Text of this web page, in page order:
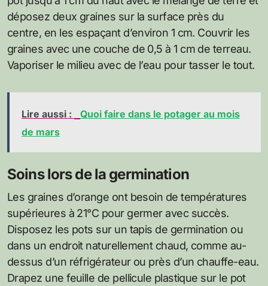
déposez deux graines sur la surface près du
centre, en les espaçant d’environ 1 cm. Couvrir les
graines avec une couche de 0,5 à 1 cm de terreau.
Vaporiser le milieu avec de l’eau pour tasser le tout.
Lire aussi :
Quoi faire dans le potager au mois
de mars
Soins lors de la germination
Les graines d’orange ont besoin de températures
supérieures à 21°C pour germer avec succès.
Disposez les pots sur un tapis de germination ou
dans un endroit naturellement chaud, comme au-
dessus d’un réfrigérateur ou près d’un chauffe-eau.
Drapez une feuille de pellicule plastique sur le pot